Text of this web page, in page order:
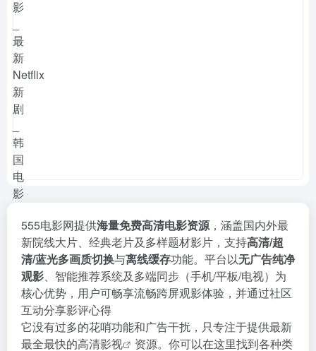
555电影网提供海量免费高清电影资源，涵盖国内外最
新院线大片、经典老片及多样题材影片，支持高清/超
清/蓝光多画质切换与离线缓存功能。平台以无广告纯净
观影、智能推荐系统及多端同步（手机/平板/电视）为
核心优势，用户可畅享流畅跨屏观影体验，并通过社区
互动分享影评心得
它没有过多的花哨功能和广告干扰，只专注于提供最新
最全最快的高清影视
资源。你可以在这里找到各种类